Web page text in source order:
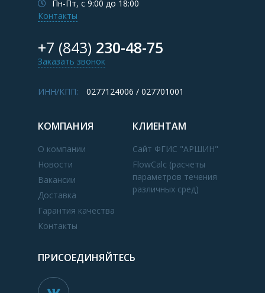
Пн-Пт, с 9:00 до 18:00
Контакты
+7 (843) 230-48-75
Заказать звонок
ИНН/КПП: 0277124006 / 027701001
КОМПАНИЯ
О компании
Новости
Вакансии
Доставка
Гарантия качества
Контакты
КЛИЕНТАМ
Сайт ФГИС "АРШИН"
FlowCalc (расчеты
параметров течения
различных сред)
ПРИСОЕДИНЯЙТЕСЬ